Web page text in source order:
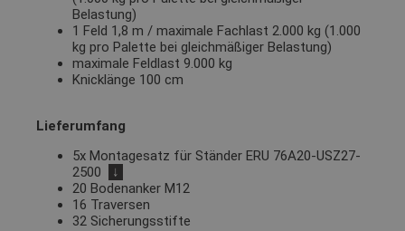
Belastung)
1 Feld 1,8 m / maximale Fachlast 2.000 kg (1.000
kg pro Palette bei gleichmäßiger Belastung)
maximale Feldlast 9.000 kg
Knicklänge 100 cm
Lieferumfang
5x Montagesatz für Ständer ERU 76A20-USZ27-
2500
↓
20 Bodenanker M12
16 Traversen
32 Sicherungsstifte